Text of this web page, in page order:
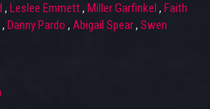
, Leslee Emmett, Miller Garfinkel , Faith
, Danny Pardo , Abigail Spear, Swen